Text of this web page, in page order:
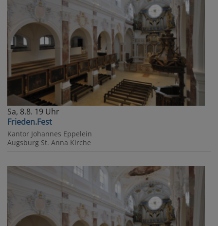
Sa, 8.8. 19 Uhr
Frieden.Fest
Kantor Johannes Eppelein
Augsburg St. Anna Kirche